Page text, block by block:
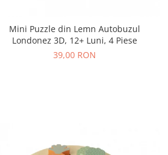
Mini Puzzle din Lemn Autobuzul
Londonez 3D, 12+ Luni, 4 Piese
39,00 RON